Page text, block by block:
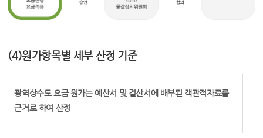
(4)원가항목별 세부 산정 기준
광역상수도 요금 원가는 예산서 및 결산서에 배부된 객관적자료를
근거로 하여 산정